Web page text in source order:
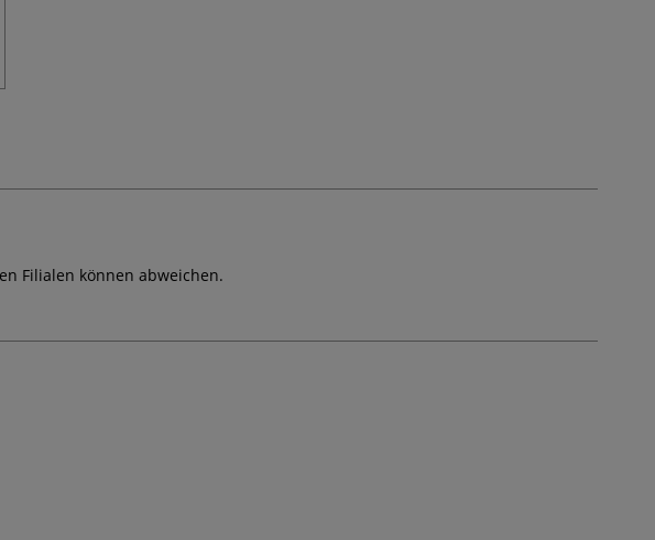
Filialen können abweichen.